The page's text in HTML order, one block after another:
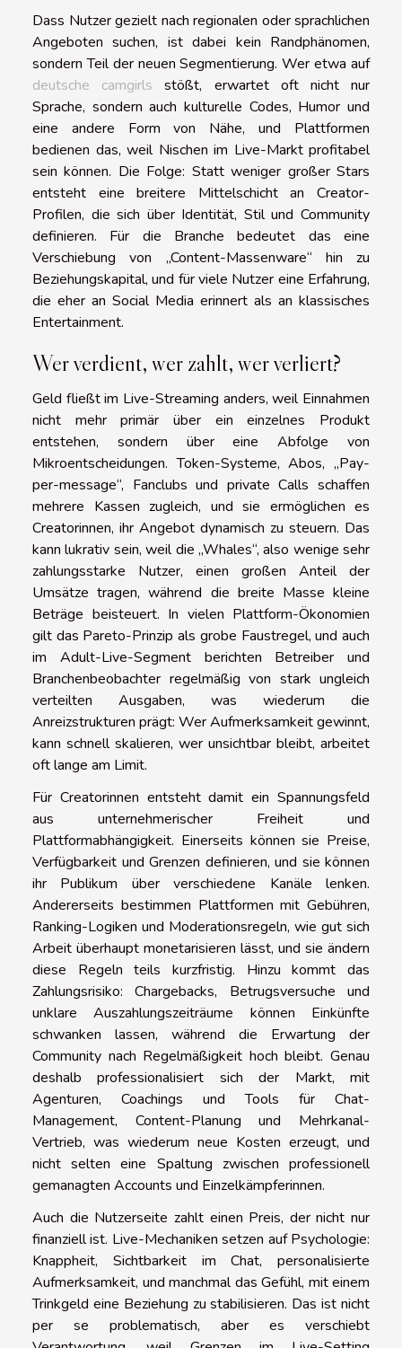
Dass Nutzer gezielt nach regionalen oder sprachlichen
Angeboten suchen, ist dabei kein Randphänomen,
sondern Teil der neuen Segmentierung. Wer etwa auf
deutsche camgirls stößt, erwartet oft nicht nur
Sprache, sondern auch kulturelle Codes, Humor und
eine andere Form von Nähe, und Plattformen
bedienen das, weil Nischen im Live-Markt profitabel
sein können. Die Folge: Statt weniger großer Stars
entsteht eine breitere Mittelschicht an Creator-
Profilen, die sich über Identität, Stil und Community
definieren. Für die Branche bedeutet das eine
Verschiebung von „Content-Massenware“ hin zu
Beziehungskapital, und für viele Nutzer eine Erfahrung,
die eher an Social Media erinnert als an klassisches
Entertainment.
Wer verdient, wer zahlt, wer verliert?
Geld fließt im Live-Streaming anders, weil Einnahmen
nicht mehr primär über ein einzelnes Produkt
entstehen, sondern über eine Abfolge von
Mikroentscheidungen. Token-Systeme, Abos, „Pay-
per-message“, Fanclubs und private Calls schaffen
mehrere Kassen zugleich, und sie ermöglichen es
Creatorinnen, ihr Angebot dynamisch zu steuern. Das
kann lukrativ sein, weil die „Whales“, also wenige sehr
zahlungsstarke Nutzer, einen großen Anteil der
Umsätze tragen, während die breite Masse kleine
Beträge beisteuert. In vielen Plattform-Ökonomien
gilt das Pareto-Prinzip als grobe Faustregel, und auch
im Adult-Live-Segment berichten Betreiber und
Branchenbeobachter regelmäßig von stark ungleich
verteilten Ausgaben, was wiederum die
Anreizstrukturen prägt: Wer Aufmerksamkeit gewinnt,
kann schnell skalieren, wer unsichtbar bleibt, arbeitet
oft lange am Limit.
Für Creatorinnen entsteht damit ein Spannungsfeld
aus unternehmerischer Freiheit und
Plattformabhängigkeit. Einerseits können sie Preise,
Verfügbarkeit und Grenzen definieren, und sie können
ihr Publikum über verschiedene Kanäle lenken.
Andererseits bestimmen Plattformen mit Gebühren,
Ranking-Logiken und Moderationsregeln, wie gut sich
Arbeit überhaupt monetarisieren lässt, und sie ändern
diese Regeln teils kurzfristig. Hinzu kommt das
Zahlungsrisiko: Chargebacks, Betrugsversuche und
unklare Auszahlungszeiträume können Einkünfte
schwanken lassen, während die Erwartung der
Community nach Regelmäßigkeit hoch bleibt. Genau
deshalb professionalisiert sich der Markt, mit
Agenturen, Coachings und Tools für Chat-
Management, Content-Planung und Mehrkanal-
Vertrieb, was wiederum neue Kosten erzeugt, und
nicht selten eine Spaltung zwischen professionell
gemanagten Accounts und Einzelkämpferinnen.
Auch die Nutzerseite zahlt einen Preis, der nicht nur
finanziell ist. Live-Mechaniken setzen auf Psychologie:
Knappheit, Sichtbarkeit im Chat, personalisierte
Aufmerksamkeit, und manchmal das Gefühl, mit einem
Trinkgeld eine Beziehung zu stabilisieren. Das ist nicht
per se problematisch, aber es verschiebt